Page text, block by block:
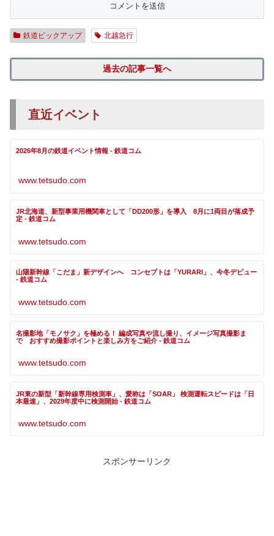
鉄道ピックアップ 北越急行
過去の記事一覧へ
直近イベント
2026年8月の鉄道イベント情報 - 鉄道コム
www.tetsudo.com
JR北海道、新型事業用機関車として「DD200形」を導入 8月に1両目が落成予
定 - 鉄道コム
www.tetsudo.com
山陽新幹線「こだま」新デザインへ コンセプトは「YURARI」、今冬デビュー
- 鉄道コム
www.tetsudo.com
名撮影地「モノサク」を極める！ 編成写真や流し撮り、イメージ写真撮影ま
で おすすめ撮影ポイントと楽しみ方をご紹介 - 鉄道コム
www.tetsudo.com
JR東の新型「新幹線専用検測車」、愛称は「SOAR」 検測運転スピードは「日
本最速」、2029年度中に検測開始 - 鉄道コム
www.tetsudo.com
スポンサーリンク